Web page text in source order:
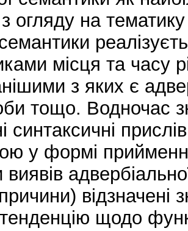
огляду на
місця та часу
з яких є
тощо. Водночас
синтаксичні
у формі
виявів
щодо